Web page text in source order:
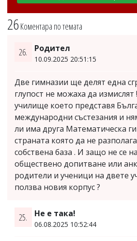
26Коментара по темата
26. Родител
10.09.2025 20:51:15
Две гимназии ще делят една
глупост не можаха да
училище което представя
международни състезания и
ли има друга Математическа
страната която да не
собствена база . И защо не се
обществено допитване или
родители и ученици на двете
ползва новия корпус ?
25. Не е така!
06.08.2025 10:52:44